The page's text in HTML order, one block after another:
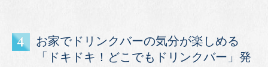
お家でドリンクバーの気分が楽しめる
「ドキドキ！どこでもドリンクバー」発